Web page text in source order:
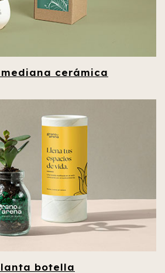
cerámica
botella